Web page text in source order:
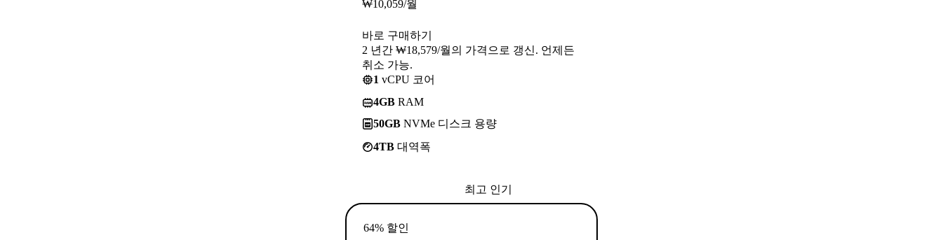
₩10,059/월
바로 구매하기
2 년간 ₩18,579/월의 가격으로 갱신. 언제든
취소 가능.
1 vCPU 코어
4GB RAM
50GB NVMe 디스크 용량
4TB 대역폭
최고 인기
64% 할인